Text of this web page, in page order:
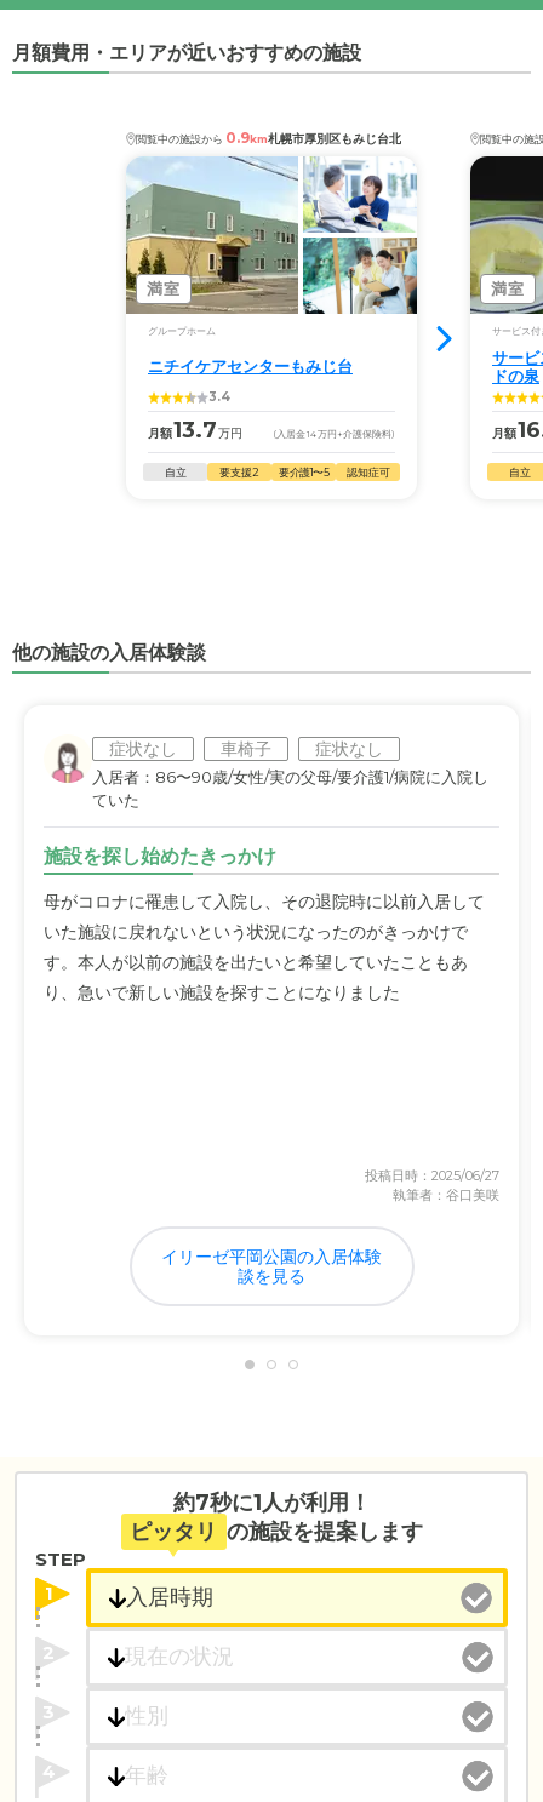
月額費用・エリアが近いおすすめの施設
閲覧中の施設から 0.9km札幌市厚別区もみじ台北
満室
グループホーム
ニチイケアセンターもみじ台
3.4
月額13.7万円 (入居金14万円 +介護保険料)
自立 要支援2 要介護1〜5 認知症可
閲覧中の施
満室
サービス付
サー
ドの泉
月額
自立
他の施設の入居体験談
症状なし 車椅子 症状なし
入居者：86〜90歳/女性/実の父母/要介護1/病院に入院し
ていた
施設を探し始めたきっかけ
母がコロナに罹患して入院し、その退院時に以前入居して
いた施設に戻れないという状況になったのがきっかけで
す。本人が以前の施設を出たいと希望していたこともあ
り、急いで新しい施設を探すことになりました
投稿日時：2025/06/27
執筆者：谷口美咲
イリーゼ平岡公園の入居体験
談を見る
約7秒に1人が利用！
ピッタリ の施設を提案します
STEP
1
2
3
4